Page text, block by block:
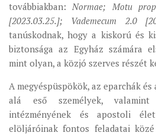
továbbiakban:Normae; Motu
[2023.03.25.]; Vademecum 2.0
tanúskodnak, hogy a kiskorú és
biztonsága az Egyház számára
mint olyan, a közjó szerves részét
A megyéspüspökök, az eparchák
alá eső személyek,
intézményének és apostoli
elöljáróinak fontos feladatai